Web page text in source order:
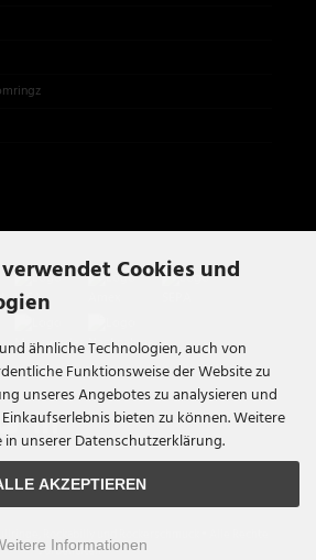
Rockabilly und Rockerschmuck • Alle Rechte
vorbehalten
Cookies und
ähnliche Technologien, auch von
Funktionsweise der Website zu
unseres Angebotes zu analysieren und
bieten zu können. Weitere
unserer Datenschutzerklärung.
AKZEPTIEREN
Informationen